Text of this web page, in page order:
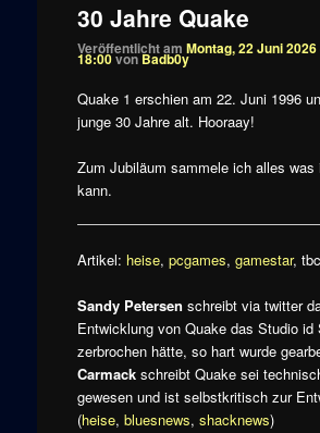
30 Jahre Quake
Veröffentlicht am Montag, 22 Juni 2026
18:00vonBadb0y
Quake 1 erschien am 22. Juni 1996
junge 30 Jahre alt. Hooraay!
Zum Jubiläum sammele ich alles was
kann.
Artikel: heise, pcgames, gamestar, tbc
Sandy Petersen schreibt via twitter
Entwicklung von Quake das Studio id
zerbrochen hätte, so hart wurde
Carmackschreibt Quake sei
gewesen und ist selbstkritisch zur
(heise, bluesnews, shacknews)